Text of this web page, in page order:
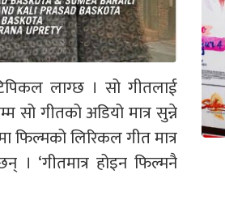
लाग्छ । सो गीतलाई
सो गीतको अडियो मात्र सुन्ने
फिल्मको लिरिकल गीत मात्र
। ‘गीतमात्र होइन फिल्मनै